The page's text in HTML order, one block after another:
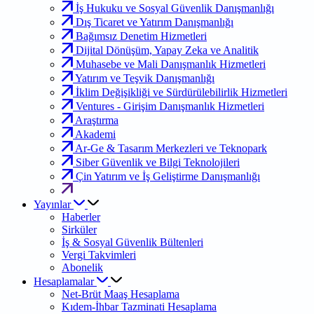
İş Hukuku ve Sosyal Güvenlik Danışmanlığı
Dış Ticaret ve Yatırım Danışmanlığı
Bağımsız Denetim Hizmetleri
Dijital Dönüşüm, Yapay Zeka ve Analitik
Muhasebe ve Mali Danışmanlık Hizmetleri
Yatırım ve Teşvik Danışmanlığı
İklim Değişikliği ve Sürdürülebilirlik Hizmetleri
Ventures - Girişim Danışmanlık Hizmetleri
Araştırma
Akademi
Ar-Ge & Tasarım Merkezleri ve Teknopark
Siber Güvenlik ve Bilgi Teknolojileri
Çin Yatırım ve İş Geliştirme Danışmanlığı
Yayınlar
Haberler
Sirküler
İş & Sosyal Güvenlik Bültenleri
Vergi Takvimleri
Abonelik
Hesaplamalar
Net-Brüt Maaş Hesaplama
Kıdem-İhbar Tazminati Hesaplama